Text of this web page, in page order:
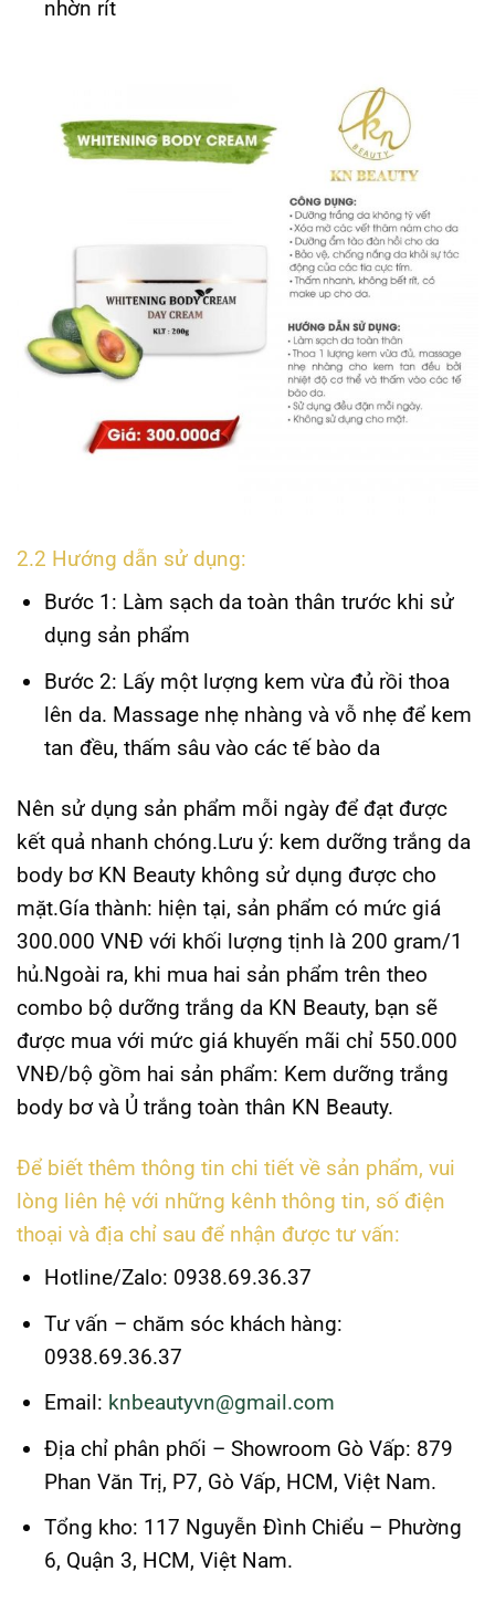
nhờn rít
2.2 Hướng dẫn sử dụng:
Bước 1: Làm sạch da toàn thân trước khi sử
dụng sản phẩm
Bước 2: Lấy một lượng kem vừa đủ rồi thoa
lên da. Massage nhẹ nhàng và vỗ nhẹ để kem
tan đều, thấm sâu vào các tế bào da
Nên sử dụng sản phẩm mỗi ngày để đạt được
kết quả nhanh chóng.Lưu ý: kem dưỡng trắng da
body bơ KN Beauty không sử dụng được cho
mặt.Gía thành: hiện tại, sản phẩm có mức giá
300.000 VNĐ với khối lượng tịnh là 200 gram/1
hủ.Ngoài ra, khi mua hai sản phẩm trên theo
combo bộ dưỡng trắng da KN Beauty, bạn sẽ
được mua với mức giá khuyến mãi chỉ 550.000
VNĐ/bộ gồm hai sản phẩm: Kem dưỡng trắng
body bơ và Ủ trắng toàn thân KN Beauty.
Để biết thêm thông tin chi tiết về sản phẩm, vui
lòng liên hệ với những kênh thông tin, số điện
thoại và địa chỉ sau để nhận được tư vấn:
Hotline/Zalo: 0938.69.36.37
Tư vấn – chăm sóc khách hàng:
0938.69.36.37
Email: knbeautyvn@gmail.com
Địa chỉ phân phối – Showroom Gò Vấp: 879
Phan Văn Trị, P7, Gò Vấp, HCM, Việt Nam.
Tổng kho: 117 Nguyễn Đình Chiểu – Phường
6, Quận 3, HCM, Việt Nam.